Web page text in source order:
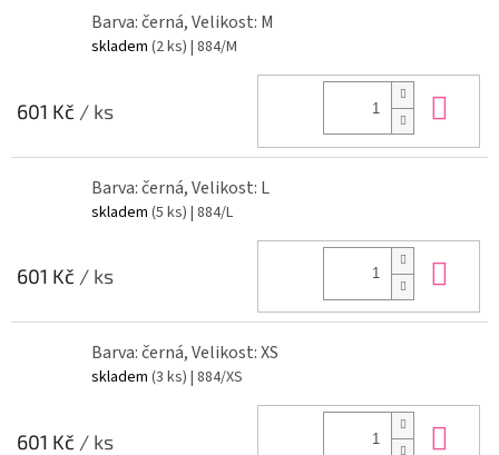
Barva: černá, Velikost: M
skladem (2 ks) | 884/M
601 Kč / ks
Barva: černá, Velikost: L
skladem (5 ks) | 884/L
601 Kč / ks
Barva: černá, Velikost: XS
skladem (3 ks) | 884/XS
601 Kč / ks